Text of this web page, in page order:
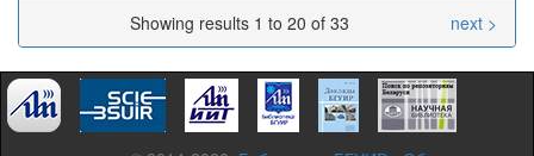
Showing results 1 to 20 of 33 next >